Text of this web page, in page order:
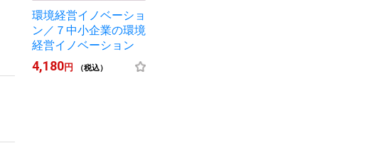
環境経営イノベーショ
ン／７中小企業の環境
経営イノベーション
4,180円 （税込）